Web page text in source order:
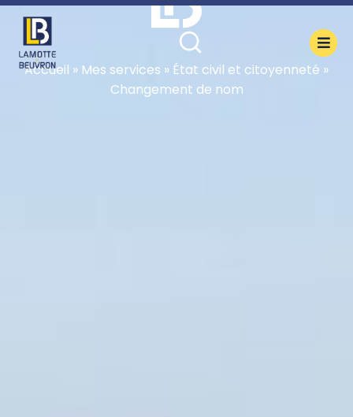
principal
Accueil » Mes services » État civil et citoyenneté »
Changement de nom